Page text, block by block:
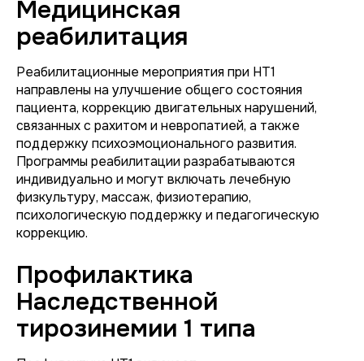
Медицинская
реабилитация
Реабилитационные мероприятия при НТ1
направлены на улучшение общего состояния
пациента, коррекцию двигательных нарушений,
связанных с рахитом и невропатией, а также
поддержку психоэмоционального развития.
Программы реабилитации разрабатываются
индивидуально и могут включать лечебную
физкультуру, массаж, физиотерапию,
психологическую поддержку и педагогическую
коррекцию.
Профилактика
Наследственной
тирозинемии 1 типа